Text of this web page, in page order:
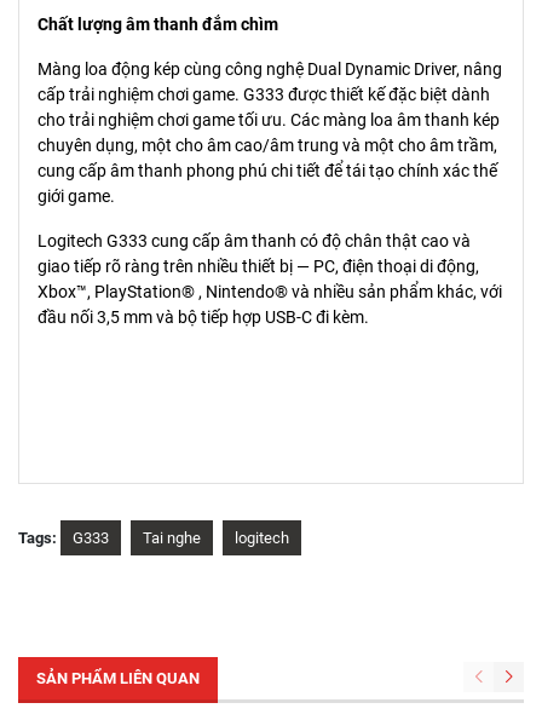
Chất lượng âm thanh đắm chìm
Màng loa động kép cùng công nghệ Dual Dynamic Driver, nâng
cấp trải nghiệm chơi game. G333 được thiết kế đặc biệt dành
cho trải nghiệm chơi game tối ưu. Các màng loa âm thanh kép
chuyên dụng, một cho âm cao/âm trung và một cho âm trầm,
cung cấp âm thanh phong phú chi tiết để tái tạo chính xác thế
giới game.
Logitech G333 cung cấp âm thanh có độ chân thật cao và
giao tiếp rõ ràng trên nhiều thiết bị — PC, điện thoại di động,
Xbox™, PlayStation® , Nintendo® và nhiều sản phẩm khác, với
đầu nối 3,5 mm và bộ tiếp hợp USB-C đi kèm.
Tags: G333 Tai nghe logitech
SẢN PHẨM LIÊN QUAN